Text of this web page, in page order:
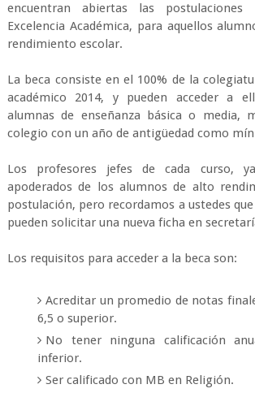
encuentran abiertas las
Excelencia Académica, para aquellos
rendimiento escolar.
La beca consiste en el 100% de la
académico 2014, y pueden acceder a
alumnas de enseñanza básica o media,
colegio con un año de antigüedad como
Los profesores jefes de cada curso,
apoderados de los alumnos de alto
postulación, pero recordamos a ustedes
pueden solicitar una nueva ficha en
Los requisitos para acceder a la beca son:
Acreditar un promedio de notas
6,5 o superior.
No tener ninguna calificación
inferior.
Ser calificado con MB en Religión.